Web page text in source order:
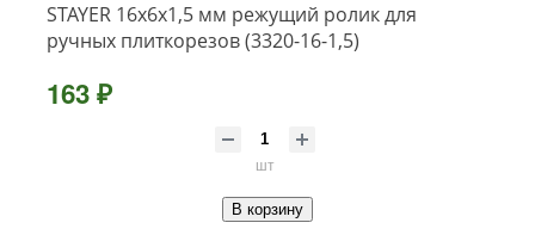
STAYER 16х6х1,5 мм режущий ролик для
ручных плиткорезов (3320-16-1,5)
163 ₽
шт
В корзину